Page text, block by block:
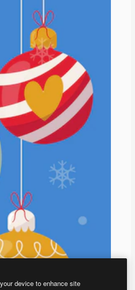
device to enhance site